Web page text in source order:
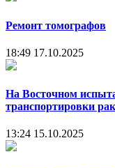
Ремонт томографов
18:49 17.10.2025
На Восточном
транспортировки
13:24 15.10.2025